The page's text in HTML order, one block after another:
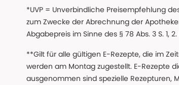
*UVP = Unverbindliche Preisempfehlung
zum Zwecke der Abrechnung der
Abgabepreis im Sinne des § 78 Abs. 3 S. 1,
**Gilt für alle gültigen E-Rezepte, die im
werden am Montag zugestellt. E-Rezepte
ausgenommen sind spezielle